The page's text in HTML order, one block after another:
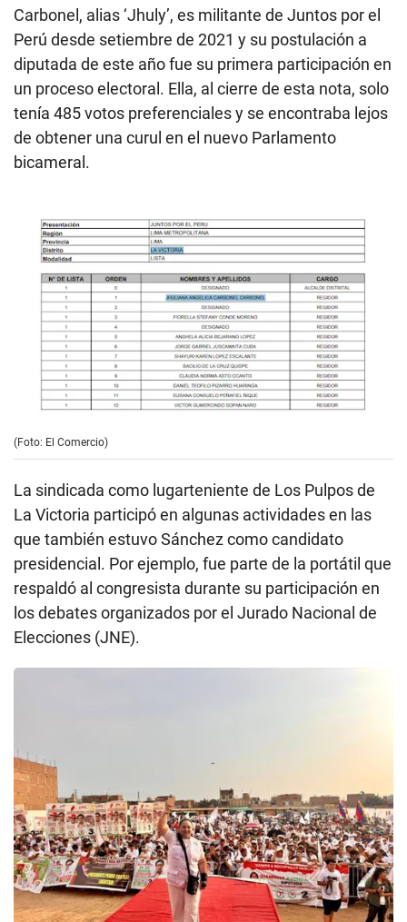
Carbonel, alias ‘Jhuly’, es militante de Juntos por el
Perú desde setiembre de 2021 y su postulación a
diputada de este año fue su primera participación en
un proceso electoral. Ella, al cierre de esta nota, solo
tenía 485 votos preferenciales y se encontraba lejos
de obtener una curul en el nuevo Parlamento
bicameral.
(Foto: El Comercio)
La sindicada como lugarteniente de Los Pulpos de
La Victoria participó en algunas actividades en las
que también estuvo Sánchez como candidato
presidencial. Por ejemplo, fue parte de la portátil que
respaldó al congresista durante su participación en
los debates organizados por el Jurado Nacional de
Elecciones (JNE).